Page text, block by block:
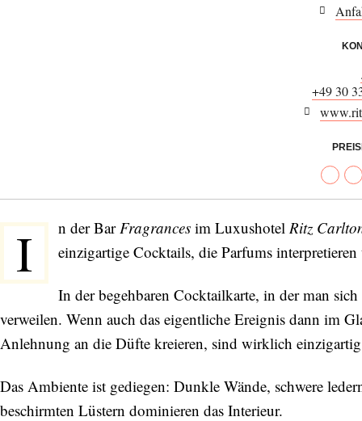
+49 30
I n der BarFragrances im Luxushotel Ritz
einzigartige Cocktails, die Parfums
In der begehbaren Cocktailkarte, in der man
verweilen. Wenn auch das eigentliche Ereignis dann im
Anlehnung an die Düfte kreieren, sind wirklich
Das Ambiente ist gediegen: Dunkle Wände, schwere
beschirmten Lüstern dominieren das Interieur.